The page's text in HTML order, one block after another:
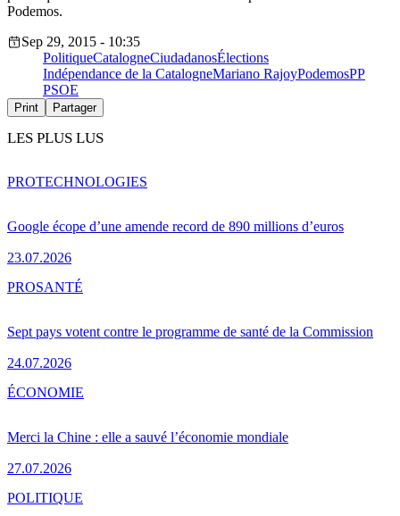
Podemos.
Sep 29, 2015 - 10:35
PolitiqueCatalogneCiudadanosÉlections
Indépendance de la CatalogneMariano RajoyPodemosPP
PSOE
Print Partager
LES PLUS LUS
Google écope d’une amende record de 890 millions d’euros
23.07.2026
PROTECHNOLOGIES
Sept pays votent contre le programme de santé de la Commission
24.07.2026
PROSANTÉ
Merci la Chine : elle a sauvé l’économie mondiale
27.07.2026
ÉCONOMIE
POLITIQUE